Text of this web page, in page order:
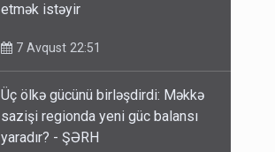
etmək istəyir
7 Avqust 22:51
Üç ölkə gücünü birləşdirdi: Məkkə
sazişi regionda yeni güc balansı
yaradır? - ŞƏRH